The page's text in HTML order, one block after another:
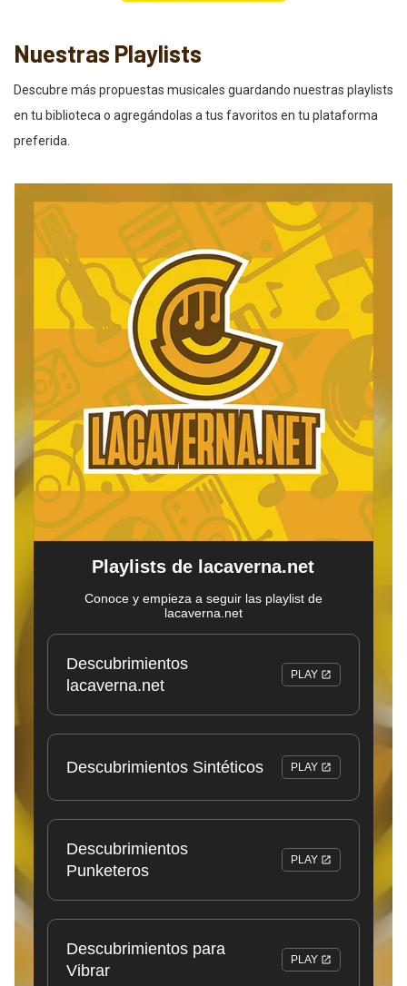
Nuestras Playlists
Descubre más propuestas musicales guardando nuestras playlists
en tu biblioteca o agregándolas a tus favoritos en tu plataforma
preferida.